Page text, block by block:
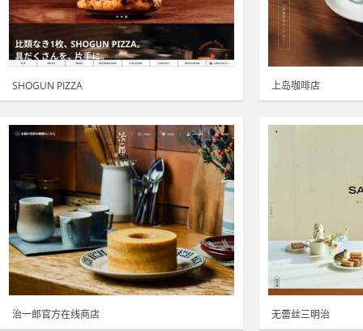
SHOGUN PIZZA 上岛咖啡店
治一郎官方在线商店 无蕾丝三明治